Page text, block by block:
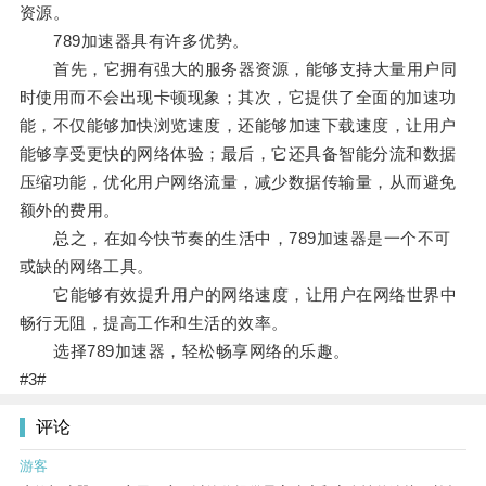
资源。
789加速器具有许多优势。
首先，它拥有强大的服务器资源，能够支持大量用户同
时使用而不会出现卡顿现象；其次，它提供了全面的加速功
能，不仅能够加快浏览速度，还能够加速下载速度，让用户
能够享受更快的网络体验；最后，它还具备智能分流和数据
压缩功能，优化用户网络流量，减少数据传输量，从而避免
额外的费用。
总之，在如今快节奏的生活中，789加速器是一个不可
或缺的网络工具。
它能够有效提升用户的网络速度，让用户在网络世界中
畅行无阻，提高工作和生活的效率。
选择789加速器，轻松畅享网络的乐趣。
#3#
评论
游客